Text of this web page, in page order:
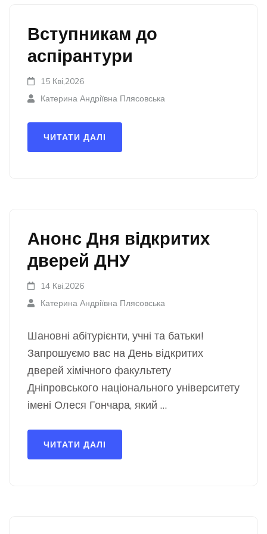
Вступникам до
аспірантури
15 Кві,2026
Катерина Андріївна Плясовська
ЧИТАТИ ДАЛІ
Анонс Дня відкритих
дверей ДНУ
14 Кві,2026
Катерина Андріївна Плясовська
Шановні абітурієнти, учні та батьки!
Запрошуємо вас на День відкритих
дверей хімічного факультету
Дніпровського національного університету
імені Олеся Гончара, який …
ЧИТАТИ ДАЛІ